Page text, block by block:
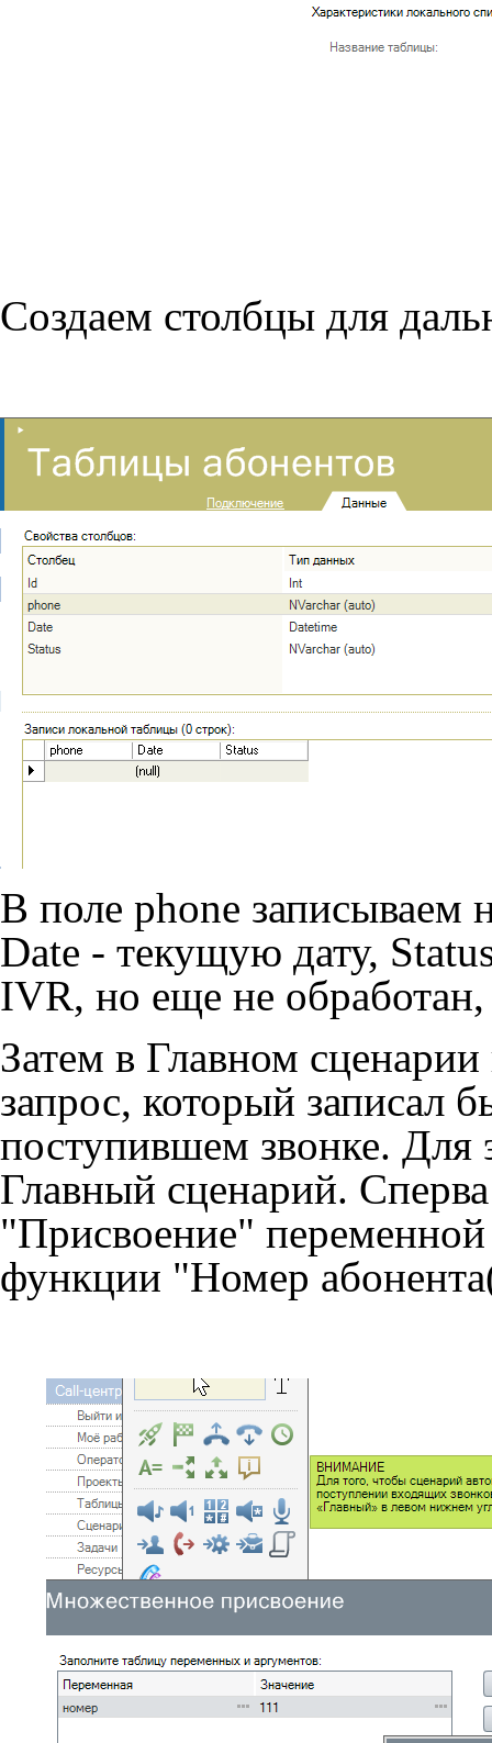
Создаем столбцы для
В поле phone записываем
Date - текущую дату,
IVR, но еще не
Затем в Главном
запрос, который записал
поступившем звонке. Для
Главный сценарий.
"Присвоение"
функции "Номер